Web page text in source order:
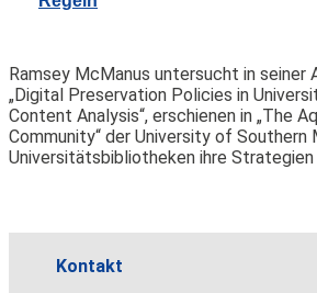
Ramsey McManus untersucht in seiner
„Digital Preservation Policies in
Content Analysis“, erschienen in „The
Community“ der University of Southern
Universitätsbibliotheken ihre Strategien
Kontakt